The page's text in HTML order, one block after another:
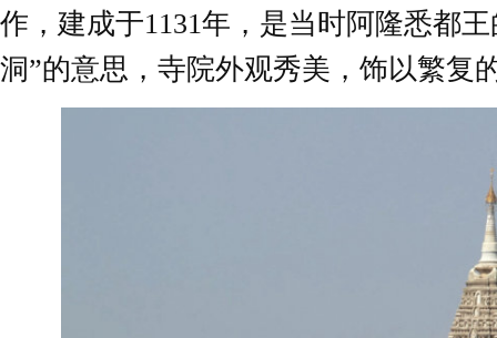
作，建成于1131年，是当时阿隆悉都
洞”的意思，寺院外观秀美，饰以繁复